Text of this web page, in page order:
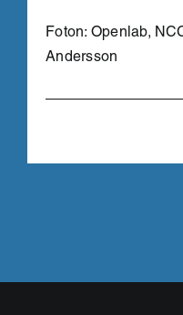
Foton: Openlab,
Andersson